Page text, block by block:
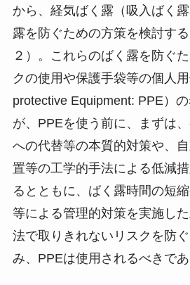
から、経気ばく露（吸入ばく
露を防ぐための方策を検討す
２）。これらのばく露を防ぐ
クの使用や保護手袋等の個人
protective Equipment: PPE）
が、PPEを使う前に、まずは
への代替等の本質的対策や、
置等の工学的手法による低減
るとともに、ばく露時間の短
等による管理的対策を実施し
法で取りきれないリスクを防
み、PPEは使用されるべきであ